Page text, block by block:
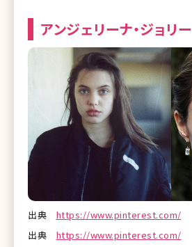
アンジェリーナ・ジョリー
出典
https://www.pinterest.com/
出典
https://www.pinterest.com/